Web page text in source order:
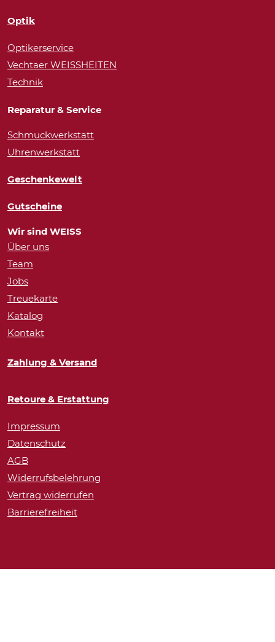
Optik
Optikerservice
Vechtaer WEISSHEITEN
Technik
Reparatur & Service
Schmuckwerkstatt
Uhrenwerkstatt
Geschenkewelt
Gutscheine
Wir sind WEISS
Über uns
Team
Jobs
Treuekarte
Katalog
Kontakt
Zahlung & Versand
Retoure & Erstattung
Impressum
Datenschutz
AGB
Widerrufsbelehrung
Vertrag widerrufen
Barrierefreiheit